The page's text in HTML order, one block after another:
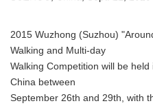
2015 Wuzhong (Suzhou)
Walking and Multi-day
Walking Competition will be
China between
September 26th and 29th, with